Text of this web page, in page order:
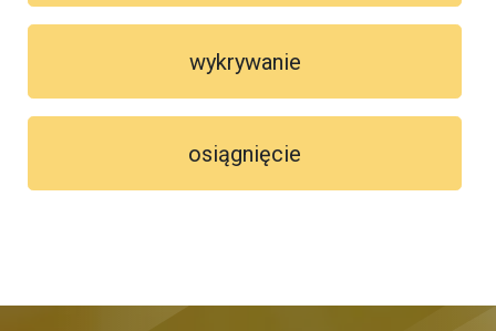
wykrywanie
osiągnięcie